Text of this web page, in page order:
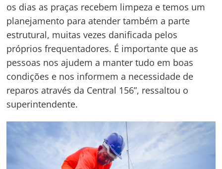
os dias as praças recebem limpeza e temos um
planejamento para atender também a parte
estrutural, muitas vezes danificada pelos
próprios frequentadores. É importante que as
pessoas nos ajudem a manter tudo em boas
condições e nos informem a necessidade de
reparos através da Central 156”, ressaltou o
superintendente.